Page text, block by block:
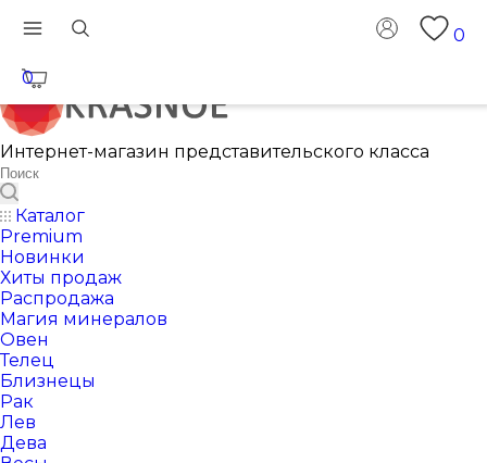
0
0
Интернет-магазин представительского класса
Каталог
Premium
Новинки
Хиты продаж
Распродажа
Магия минералов
Овен
Телец
Близнецы
Рак
Лев
Дева